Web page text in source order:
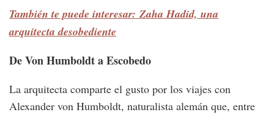
También te puede interesar: Zaha Hadid, una
arquitecta desobediente
De Von Humboldt a Escobedo
La arquitecta comparte el gusto por los viajes con
Alexander von Humboldt, naturalista alemán que, entre